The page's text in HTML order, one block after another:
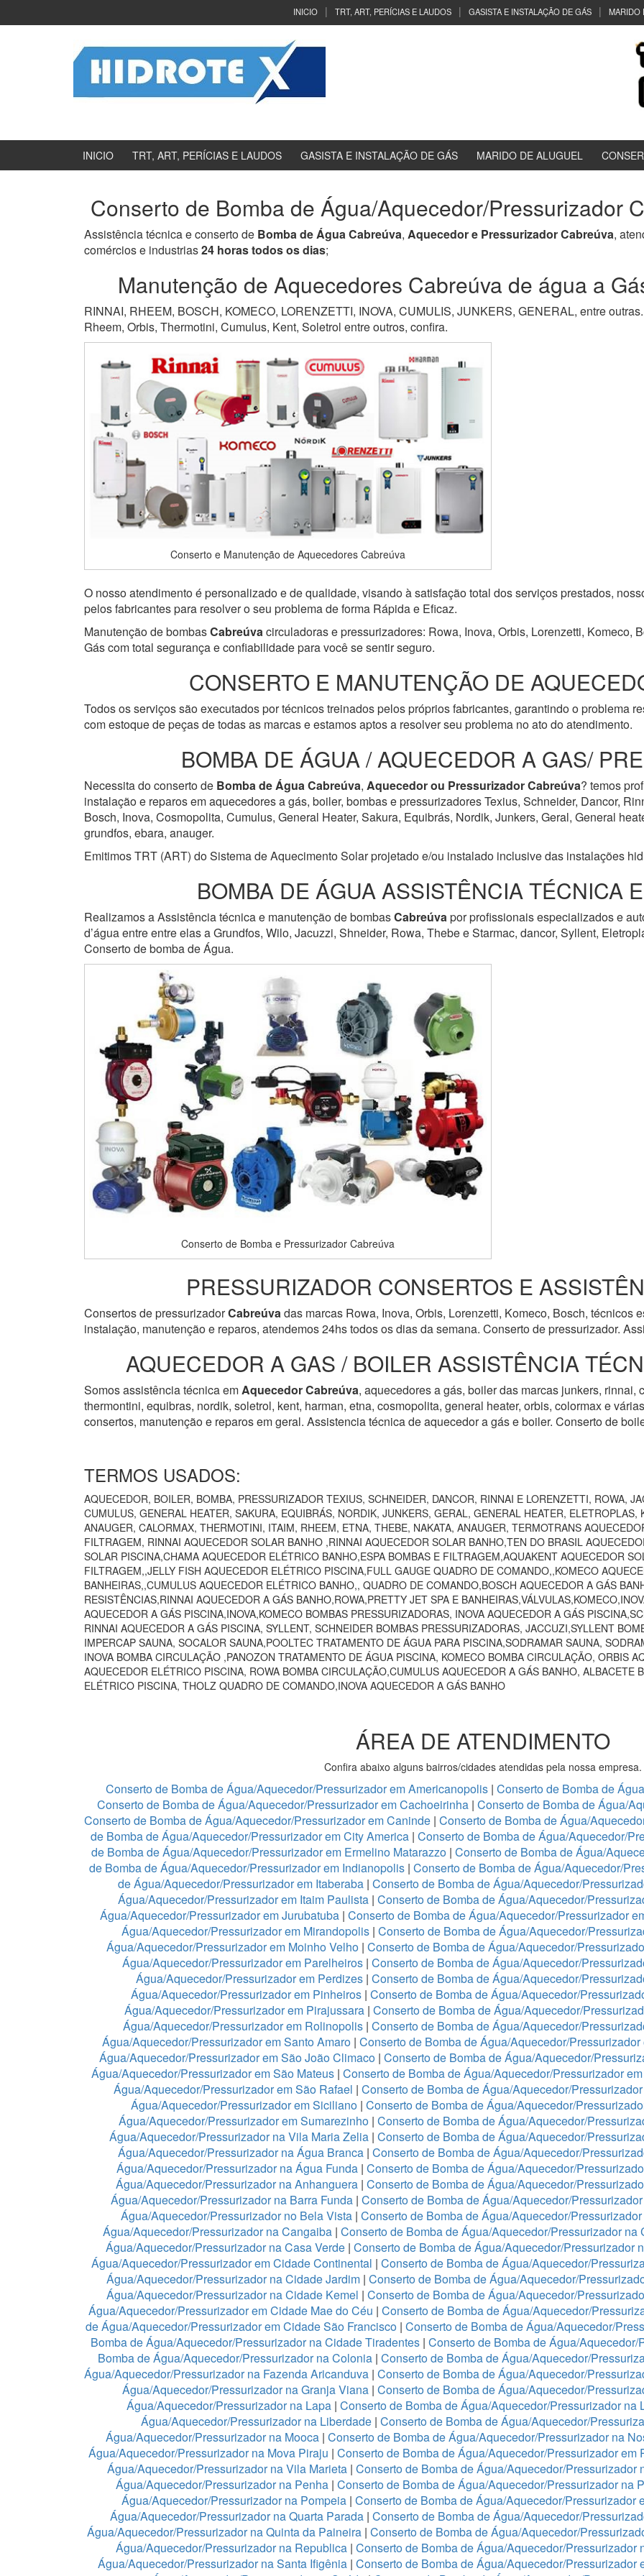
INICIO TRT, ART, PERÍCIAS E LAUDOS GASISTA E INSTALAÇÃO DE GÁS MARIDO
INICIO TRT, ART, PERÍCIAS E LAUDOS GASISTA E INSTALAÇÃO DE GÁS MARIDO DE ALUGUEL
Conserto de Bomba de Água/Aquecedor/Pressurizador
Assistência técnica e conserto de Bomba de Água Cabreúva, Aquecedor e Pressurizador Cabreúva,
comércios e industrias24 horas todos os dias;
Manutenção de Aquecedores Cabreúva de água a
RINNAI, RHEEM, BOSCH, KOMECO, LORENZETTI, INOVA, CUMULIS, JUNKERS, GENERAL, entre
Rheem, Orbis, Thermotini, Cumulus, Kent, Soletrol entre outros, confira.
Conserto e Manutenção de Aquecedores Cabreúva
O nosso atendimento é personalizado e de qualidade, visando à satisfação total dos serviços prestados,
pelos fabricantes para resolver o seu problema de forma Rápida e Eficaz.
Manutenção de bombasCabreúvacirculadoras e pressurizadores: Rowa, Inova, Orbis, Lorenzetti, Komeco,
Gás com total segurança e confiabilidade para você se sentir seguro.
CONSERTO E MANUTENÇÃO DE
Todos os serviços são executados por técnicos treinados pelos próprios fabricantes, garantindo o problema
com estoque de peças de todas as marcas e estamos aptos a resolver seu problema no ato do atendimento.
BOMBA DE ÁGUA / AQUECEDOR A GAS/
Necessita do conserto de Bomba de ÁguaCabreúva, Aquecedor ou PressurizadorCabreúva? temos
instalação e reparos em aquecedores a gás, boiler, bombas e pressurizadores Texius, Schneider, Dancor,
Bosch, Inova, Cosmopolita, Cumulus, General Heater, Sakura, Equibrás, Nordik, Junkers, Geral, General
grundfos, ebara, anauger.
Emitimos TRT (ART) do Sistema de Aquecimento Solar projetado e/ou instalado inclusive das instalações
BOMBA DE ÁGUA ASSISTÊNCIA TÉCNICA
Realizamos a Assistência técnica e manutenção de bombasCabreúvapor profissionais especializados e
d’água entre entre elas a Grundfos, Wilo, Jacuzzi, Shneider, Rowa, Thebe e Starmac, dancor, Syllent,
Conserto de bomba de Água.
Conserto de Bomba e Pressurizador Cabreúva
PRESSURIZADOR CONSERTOS E
Consertos de pressurizadorCabreúvadas marcas Rowa, Inova, Orbis, Lorenzetti, Komeco, Bosch, técnicos
instalação, manutenção e reparos, atendemos 24hs todos os dias da semana. Conserto de pressurizador.
AQUECEDOR A GAS / BOILER ASSISTÊNCIA
Somos assistência técnica emAquecedorCabreúva, aquecedores a gás, boiler das marcas junkers, rinnai,
thermontini, equibras, nordik, soletrol, kent, harman, etna, cosmopolita, general heater, orbis, colormax e
consertos, manutenção e reparos em geral. Assistencia técnica de aquecedor a gás e boiler. Conserto de
TERMOS USADOS:
AQUECEDOR, BOILER, BOMBA, PRESSURIZADOR TEXIUS, SCHNEIDER, DANCOR, RINNAI E LORENZETTI, ROWA,
CUMULUS, GENERAL HEATER, SAKURA, EQUIBRÁS, NORDIK, JUNKERS, GERAL, GENERAL HEATER,
ANAUGER, CALORMAX, THERMOTINI, ITAIM, RHEEM, ETNA, THEBE, NAKATA, ANAUGER, TERMOTRANS
FILTRAGEM, RINNAI AQUECEDOR SOLAR BANHO ,RINNAI AQUECEDOR SOLAR BANHO,TEN DO BRASIL
SOLAR PISCINA,CHAMA AQUECEDOR ELÉTRICO BANHO,ESPA BOMBAS E FILTRAGEM,AQUAKENT AQUECEDOR
FILTRAGEM,,JELLY FISH AQUECEDOR ELÉTRICO PISCINA,FULL GAUGE QUADRO DE COMANDO,,KOMECO
BANHEIRAS,,CUMULUS AQUECEDOR ELÉTRICO BANHO,, QUADRO DE COMANDO,BOSCH AQUECEDOR A GÁS
RESISTÊNCIAS,RINNAI AQUECEDOR A GÁS BANHO,ROWA,PRETTY JET SPA E
AQUECEDOR A GÁS PISCINA,INOVA,KOMECO BOMBAS PRESSURIZADORAS, INOVA AQUECEDOR A GÁS
RINNAI AQUECEDOR A GÁS PISCINA, SYLLENT, SCHNEIDER BOMBAS PRESSURIZADORAS, JACCUZI,SYLLENT
IMPERCAP SAUNA, SOCALOR SAUNA,POOLTEC TRATAMENTO DE ÁGUA PARA PISCINA,SODRAMAR SAUNA,
INOVA BOMBA CIRCULAÇÃO ,PANOZON TRATAMENTO DE ÁGUA PISCINA, KOMECO BOMBA CIRCULAÇÃO, ORBIS
AQUECEDOR ELÉTRICO PISCINA, ROWA BOMBA CIRCULAÇÃO,CUMULUS AQUECEDOR A GÁS BANHO, ALBACETE
ELÉTRICO PISCINA, THOLZ QUADRO DE COMANDO,INOVA AQUECEDOR A GÁS BANHO
ÁREA DE ATENDIMENTO
Confira abaixo alguns bairros/cidades atendidas pela nossa empresa.
Conserto de Bomba de Água/Aquecedor/Pressurizador em Americanopolis | Conserto de Bomba de
Conserto de Bomba de Água/Aquecedor/Pressurizador em Cachoeirinha| Conserto de Bomba de Água/
Conserto de Bomba de Água/Aquecedor/Pressurizador em Caninde | Conserto de Bomba de Água/
de Bomba de Água/Aquecedor/Pressurizador em City America | Conserto de Bomba de Água/Aquecedor/
de Bomba de Água/Aquecedor/Pressurizador em Ermelino Matarazzo | Conserto de Bomba de Água/
de Bomba de Água/Aquecedor/Pressurizador em Indianopolis | Conserto de Bomba de Água/Aquecedor/
de Água/Aquecedor/Pressurizador em Itaberaba| Conserto de Bomba de Água/Aquecedor/
Água/Aquecedor/Pressurizador em Itaim Paulista | Conserto de Bomba de Água/Aquecedor/
Água/Aquecedor/Pressurizador em Jurubatuba | Conserto de Bomba de Água/Aquecedor/Pressurizador
Água/Aquecedor/Pressurizador em Mirandopolis| Conserto de Bomba de Água/Aquecedor/
Água/Aquecedor/Pressurizador em Moinho Velho | Conserto de Bomba de Água/Aquecedor/
Água/Aquecedor/Pressurizador em Parelheiros| Conserto de Bomba de Água/Aquecedor/
Água/Aquecedor/Pressurizador em Perdizes| Conserto de Bomba de Água/Aquecedor/
Água/Aquecedor/Pressurizador em Pinheiros| Conserto de Bomba de Água/Aquecedor/
Água/Aquecedor/Pressurizador em Pirajussara | Conserto de Bomba de Água/Aquecedor/
Água/Aquecedor/Pressurizador em Rolinopolis| Conserto de Bomba de Água/Aquecedor/
Água/Aquecedor/Pressurizador em Santo Amaro| Conserto de Bomba de Água/Aquecedor/
Água/Aquecedor/Pressurizador em São João Climaco| Conserto de Bomba de Água/Aquecedor/
Água/Aquecedor/Pressurizador em São Mateus | Conserto de Bomba de Água/Aquecedor/Pressurizador
Água/Aquecedor/Pressurizador em São Rafael | Conserto de Bomba de Água/Aquecedor/
Água/Aquecedor/Pressurizador em Siciliano | Conserto de Bomba de Água/Aquecedor/
Água/Aquecedor/Pressurizador em Sumarezinho| Conserto de Bomba de Água/Aquecedor/
Água/Aquecedor/Pressurizador na Vila Maria Zelia| Conserto de Bomba de Água/Aquecedor/
Água/Aquecedor/Pressurizador na Água Branca | Conserto de Bomba de Água/Aquecedor/
Água/Aquecedor/Pressurizador na Água Funda| Conserto de Bomba de Água/Aquecedor/
Água/Aquecedor/Pressurizador na Anhanguera| Conserto de Bomba de Água/Aquecedor/
Água/Aquecedor/Pressurizador na Barra Funda | Conserto de Bomba de Água/Aquecedor/
Água/Aquecedor/Pressurizador no Bela Vista | Conserto de Bomba de Água/Aquecedor/
Água/Aquecedor/Pressurizador na Cangaiba | Conserto de Bomba de Água/Aquecedor/Pressurizador na
Água/Aquecedor/Pressurizador na Casa Verde | Conserto de Bomba de Água/Aquecedor/Pressurizador
Água/Aquecedor/Pressurizador em Cidade Continental | Conserto de Bomba de Água/Aquecedor/
Água/Aquecedor/Pressurizador na Cidade Jardim | Conserto de Bomba de Água/Aquecedor/
Água/Aquecedor/Pressurizador na Cidade Kemel | Conserto de Bomba de Água/Aquecedor/
Água/Aquecedor/Pressurizador em Cidade Mae do Céu | Conserto de Bomba de Água/Aquecedor/
de Água/Aquecedor/Pressurizador em Cidade São Francisco | Conserto de Bomba de Água/Aquecedor/
Bomba de Água/Aquecedor/Pressurizador na Cidade Tiradentes | Conserto de Bomba de Água/
Bomba de Água/Aquecedor/Pressurizador na Colonia| Conserto de Bomba de Água/Aquecedor/
Água/Aquecedor/Pressurizador na Fazenda Aricanduva | Conserto de Bomba de Água/Aquecedor/
Água/Aquecedor/Pressurizador na Granja Viana| Conserto de Bomba de Água/Aquecedor/
Água/Aquecedor/Pressurizador na Lapa| Conserto de Bomba de Água/Aquecedor/Pressurizador na
Água/Aquecedor/Pressurizador na Liberdade | Conserto de Bomba de Água/Aquecedor/
Água/Aquecedor/Pressurizador na Mooca| Conserto de Bomba de Água/Aquecedor/Pressurizador na
Água/Aquecedor/Pressurizador na Mova Piraju | Conserto de Bomba de Água/Aquecedor/Pressurizador em
Água/Aquecedor/Pressurizador na Vila Marieta| Conserto de Bomba de Água/Aquecedor/Pressurizador
Água/Aquecedor/Pressurizador na Penha| Conserto de Bomba de Água/Aquecedor/Pressurizador na
Água/Aquecedor/Pressurizador na Pompeia | Conserto de Bomba de Água/Aquecedor/Pressurizador
Água/Aquecedor/Pressurizador na Quarta Parada| Conserto de Bomba de Água/Aquecedor/
Água/Aquecedor/Pressurizador na Quinta da Paineira| Conserto de Bomba de Água/Aquecedor/
Água/Aquecedor/Pressurizador na Republica| Conserto de Bomba de Água/Aquecedor/Pressurizador
Água/Aquecedor/Pressurizador na Santa Ifigênia | Conserto de Bomba de Água/Aquecedor/Pressurizador